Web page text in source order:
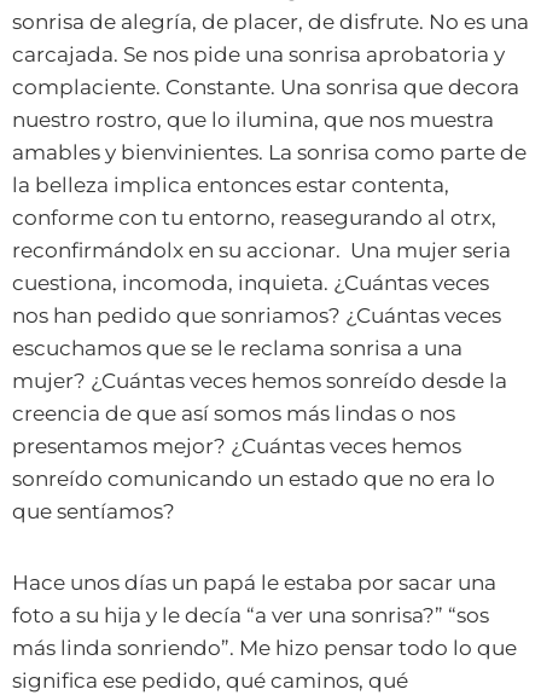
sonrisa de alegría, de placer, de disfrute. No es una
carcajada. Se nos pide una sonrisa aprobatoria y
complaciente. Constante. Una sonrisa que decora
nuestro rostro, que lo ilumina, que nos muestra
amables y bienvinientes. La sonrisa como parte de
la belleza implica entonces estar contenta,
conforme con tu entorno, reasegurando al otrx,
reconfirmándolx en su accionar. Una mujer seria
cuestiona, incomoda, inquieta. ¿Cuántas veces
nos han pedido que sonriamos? ¿Cuántas veces
escuchamos que se le reclama sonrisa a una
mujer? ¿Cuántas veces hemos sonreído desde la
creencia de que así somos más lindas o nos
presentamos mejor? ¿Cuántas veces hemos
sonreído comunicando un estado que no era lo
que sentíamos?
Hace unos días un papá le estaba por sacar una
foto a su hija y le decía “a ver una sonrisa?” “sos
más linda sonriendo”. Me hizo pensar todo lo que
significa ese pedido, qué caminos, qué